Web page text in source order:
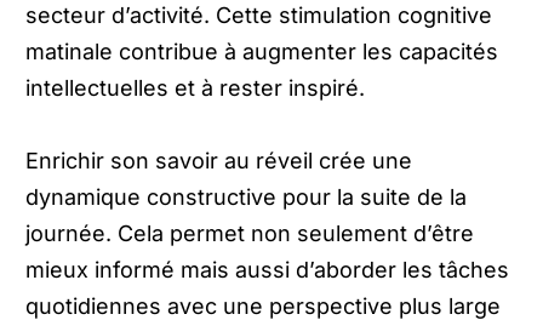
secteur d’activité. Cette stimulation cognitive
matinale contribue à augmenter les capacités
intellectuelles et à rester inspiré.
Enrichir son savoir au réveil crée une
dynamique constructive pour la suite de la
journée. Cela permet non seulement d’être
mieux informé mais aussi d’aborder les tâches
quotidiennes avec une perspective plus large